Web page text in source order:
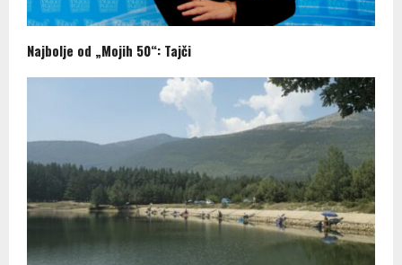
Najbolje od „Mojih 50“: Tajči